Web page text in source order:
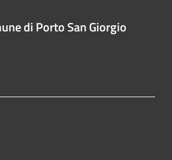
di Porto San Giorgio
Instagram